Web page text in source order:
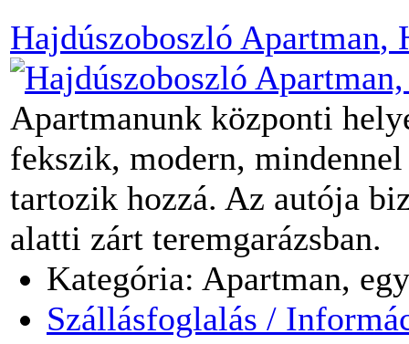
Hajdúszoboszló Apartman,
Apartmanunk központi
fekszik, modern,
tartozik hozzá. Az autója
alatti zárt teremgarázsban.
Kategória: Apartman,
Szállásfoglalás /